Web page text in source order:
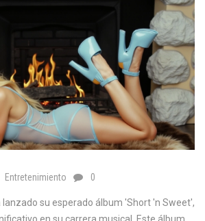
Entretenimiento 0
su esperado álbum 'Short 'n Sweet',